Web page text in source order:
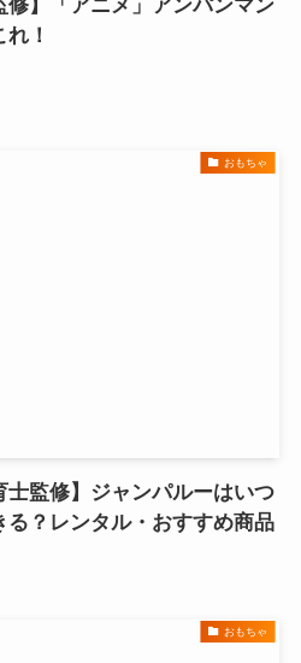
修】「アニメ」アンパンマン
！
おもちゃ
士監修】ジャンパルーはいつ
？レンタル・おすすめ商品
おもちゃ